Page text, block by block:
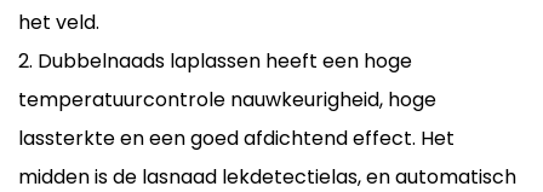
het veld.
2. Dubbelnaads laplassen heeft een hoge
temperatuurcontrole nauwkeurigheid, hoge
lassterkte en een goed afdichtend effect. Het
midden is de lasnaad lekdetectielas, en automatisch